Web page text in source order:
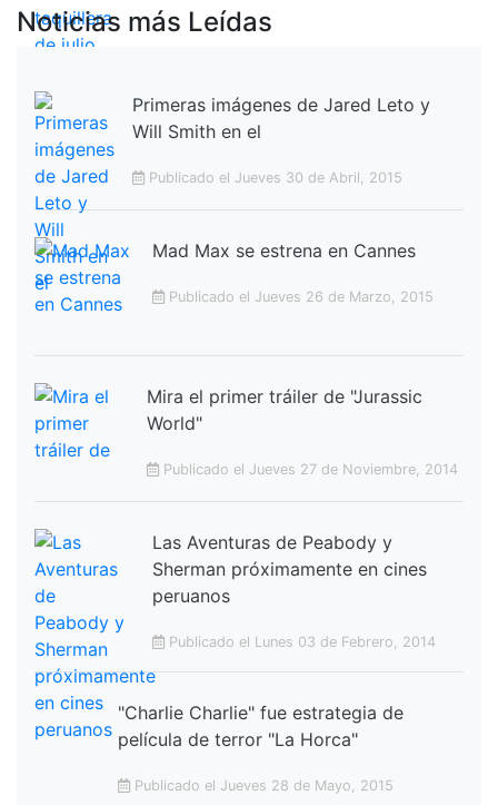
Noticias más Leídas
Primeras imágenes de Jared Leto y
Will Smith en el
Publicado el Jueves 30 de Abril, 2015
Mad Max se estrena en Cannes
Publicado el Jueves 26 de Marzo, 2015
Mira el primer tráiler de "Jurassic
World"
Publicado el Jueves 27 de Noviembre, 2014
Las Aventuras de Peabody y
Sherman próximamente en cines
peruanos
Publicado el Lunes 03 de Febrero, 2014
"Charlie Charlie" fue estrategia de
película de terror "La Horca"
Publicado el Jueves 28 de Mayo, 2015